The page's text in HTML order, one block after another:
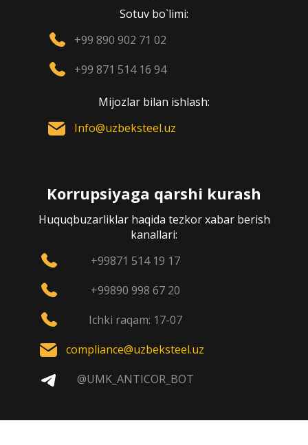
Sotuv bo`limi:
+99 890 902 71 02
+99 871 514 16 94
Mijozlar bilan ishlash:
Info@uzbeksteel.uz
Korrupsiyaga qarshi kurash
Huquqbuzarliklar haqida tezkor xabar berish
kanallari:
+99871 514 19 17
+99890 998 67 20
Ichki raqam: 17-07
compliance@uzbeksteel.uz
@UMK_ANTICOR_BOT